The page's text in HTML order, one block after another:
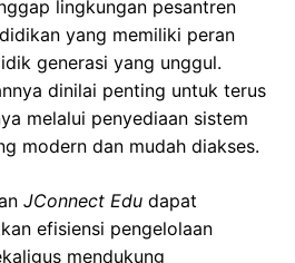
lingkungan pesantren
yang memiliki peran
generasi yang unggul.
dinilai penting untuk terus
melalui penyediaan sistem
modern dan mudah diakses.
JConnect Edu dapat
efisiensi pengelolaan
mendukung